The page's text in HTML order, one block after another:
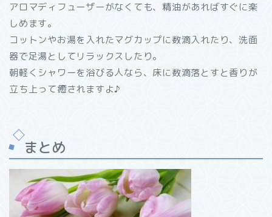
アロマディフューザーがなくても、精油があればすぐに楽
しめます。
コットンやお湯を入れたマグカップに数滴入れたり、洗面
器で足湯としてリラックスしたり。
朝軽くシャワーを浴びる人なら、床に数滴落とすと香りが
立ち上って癒されますよ♪
まとめ